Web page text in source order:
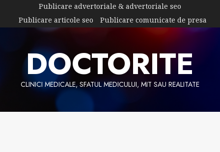
content
Publicare advertoriale & advertoriale seo
Publicare articole seo
Publicare comunicate de presa
DOCTORITE
CLINICI MEDICALE, SFATUL MEDICULUI, MIT SAU REALITATE